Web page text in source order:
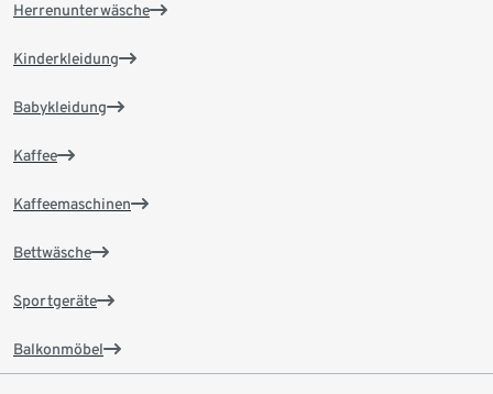
Herrenunterwäsche
Kinderkleidung
Babykleidung
Kaffee
Kaffeemaschinen
Bettwäsche
Sportgeräte
Balkonmöbel